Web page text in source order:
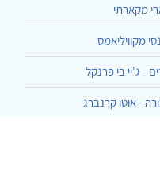
מקארתי
מקוויליאמס
- ג'יי בי פרנקל
- אוטו קרנברג